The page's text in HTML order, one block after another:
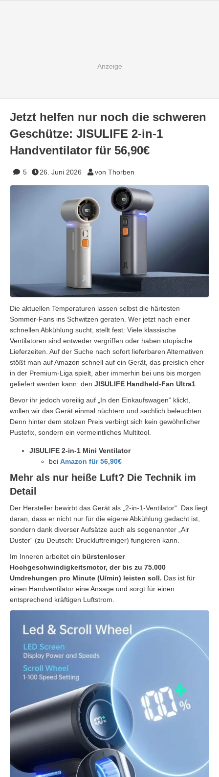
Jetzt helfen nur noch die schweren
Geschütze: JISULIFE 2-in-1
Handventilator für 56,90€
5 26. Juni 2026 von Thorben
Die aktuellen Temperaturen lassen selbst die härtesten
Sommer-Fans ins Schwitzen geraten. Wer jetzt nach einer
schnellen Abkühlung sucht, stellt fest: Viele klassische
Ventilatoren sind entweder vergriffen oder haben utopische
Lieferzeiten. Auf der Suche nach sofort lieferbaren Alternativen
stößt man auf Amazon schnell auf ein Gerät, das preislich eher
in der Premium-Liga spielt, aber immerhin bei uns bis morgen
geliefert werden kann: den JISULIFE Handheld-Fan Ultra1.
Bevor ihr jedoch voreilig auf „In den Einkaufswagen“ klickt,
wollen wir das Gerät einmal nüchtern und sachlich beleuchten.
Denn hinter dem stolzen Preis verbirgt sich kein gewöhnlicher
Pustefix, sondern ein vermeintliches Multitool.
JISULIFE 2-in-1 Mini Ventilator
bei Amazon für 56,90€
Mehr als nur heiße Luft? Die Technik im
Detail
Der Hersteller bewirbt das Gerät als „2-in-1-Ventilator“. Das liegt
daran, dass er nicht nur für die eigene Abkühlung gedacht ist,
sondern dank diverser Aufsätze auch als sogenannter „Air
Duster“ (zu Deutsch: Druckluftreiniger) fungieren kann.
Im Inneren arbeitet ein bürstenloser
Hochgeschwindigkeitsmotor, der bis zu 75.000
Umdrehungen pro Minute (U/min) leisten soll. Das ist für
einen Handventilator eine Ansage und sorgt für einen
entsprechend kräftigen Luftstrom.